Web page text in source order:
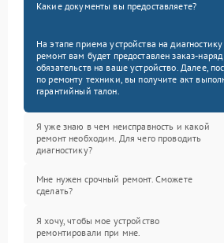
Какие документы вы предоставляете?
На этапе приема устройства на
ремонт вам будет предоставлен заказ-
обязательств на ваше устройство. Далее,
по ремонту техники, вы получите акт
гарантийный талон.
Я уже знаю в чем неисправность и какой
ремонт необходим. Для чего проводить
диагностику?
Мне нужен срочный ремонт. Сможете
сделать?
Я хочу, чтобы мое устройство
ремонтировали при мне.